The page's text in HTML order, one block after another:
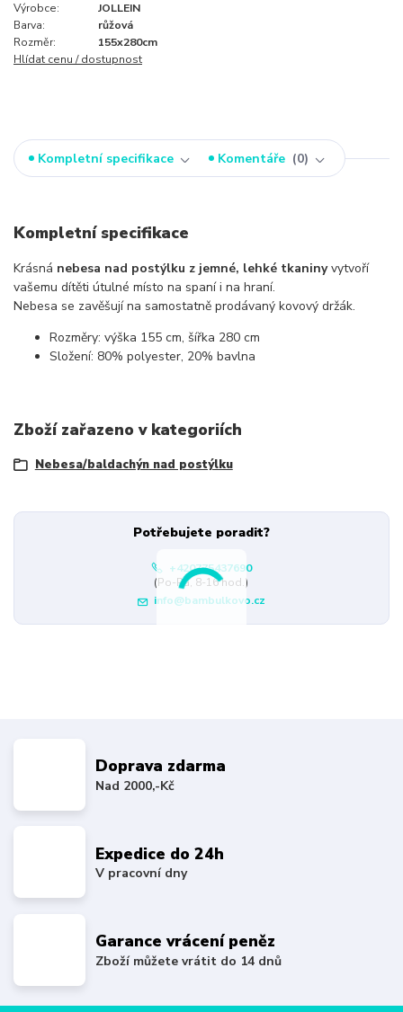
Výrobce:
JOLLEIN
Barva:
růžová
Rozměr:
155x280cm
Hlídat cenu / dostupnost
Kompletní specifikace Komentáře 0
Kompletní specifikace
Krásná nebesa nad postýlku z jemné, lehké tkaninyvytvoří
vašemu dítěti útulné místo na spaní i na hraní.
Nebesa se zavěšují na samostatně prodávaný kovový držák.
Rozměry: výška 155 cm, šířka 280 cm
Složení: 80% polyester, 20% bavlna
Zboží zařazeno v kategoriích
Nebesa/baldachýn nad postýlku
Potřebujete poradit?
+420775437690
(Po-Pá, 8-16 hod.)
info@bambulkovo.cz
Doprava zdarma
Nad 2000,-Kč
Expedice do 24h
V pracovní dny
Garance vrácení peněz
Zboží můžete vrátit do 14 dnů